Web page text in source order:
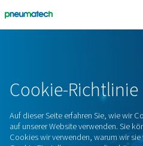
Cookie-